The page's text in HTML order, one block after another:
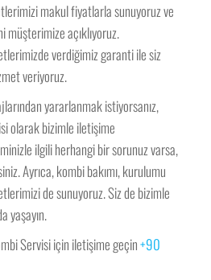
makul fiyatlarla sunuyoruz ve
müşterimize açıklıyoruz.
verdiğimiz garanti ile siz
veriyoruz.
yararlanmak istiyorsanız,
olarak bizimle iletişime
ilgili herhangi bir sorunuz varsa,
Ayrıca, kombi bakımı, kurulumu
de sunuyoruz. Siz de bizimle
yaşayın.
Servisi için iletişime geçin+90